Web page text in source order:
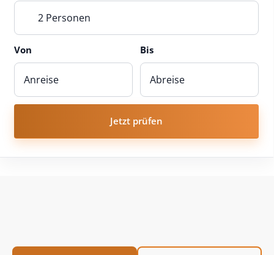
2 Personen
Von Bis
Jetzt prüfen